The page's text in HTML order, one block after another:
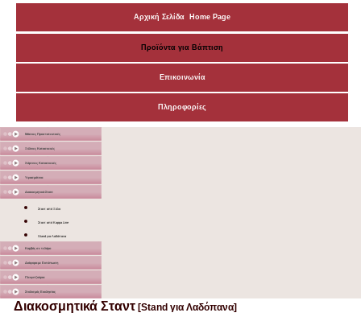
Αρχική Σελίδα Home Page
Προϊόντα για Βάπτιση
Επικοινωνία
Πληροφορίες
Μάσκες Προστατευτικές
Ξύλινες Κατασκευές
Χάρτινες Κατασκευές
Υφασμάτινα
Διακοσμητικά Σταντ
Σταντ από Ξύλο
Σταντ από Kappa Line
Stand για Λαδόπανα
Καμβάς σε τελάρο
Διάφορα με Εκτύπωση
Γλειφιτζούρια
Στολισμός Εκκλησίας
Διακοσμητικά Σταντ [Stand για Λαδόπανα]